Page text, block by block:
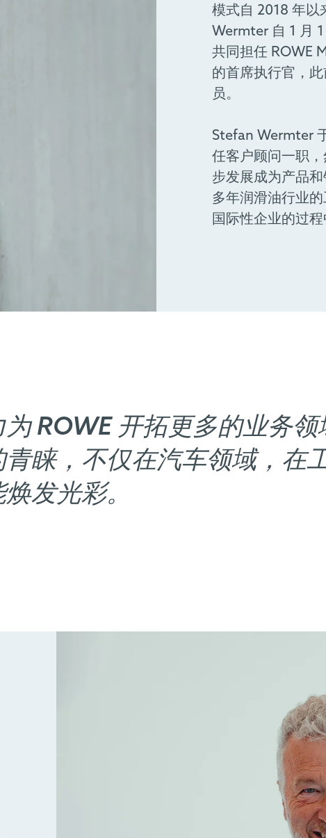
模式自 2018 年以
Wermter 自 1 月
共同担任 ROWE
的首席执行官，
员。
Stefan Wermter
任客户顾问一职
步发展成为产品
多年润滑油行业
国际性企业的过程
ROWE 开拓更多的业务
睐，不仅在汽车领域，在
发光彩。